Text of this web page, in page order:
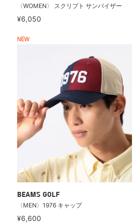
〈WOMEN〉 スクリプト サンバイザー
¥6,050
NEW
BEAMS GOLF
〈MEN〉1976 キャップ
¥6,600